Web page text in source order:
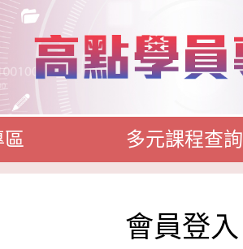
多元課程查詢
會員登入